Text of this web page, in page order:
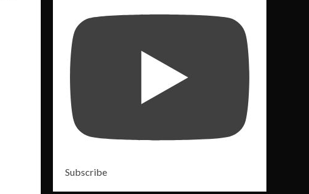
Subscribe